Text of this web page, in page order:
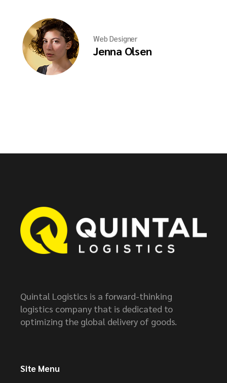
Web Designer
Jenna Olsen
Quintal Logistics is a forward-thinking
logistics company that is dedicated to
optimizing the global delivery of goods.
Site Menu